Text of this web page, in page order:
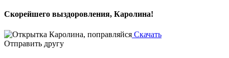
Скорейшего выздоровления, Каролина!
Скачать
Отправить другу